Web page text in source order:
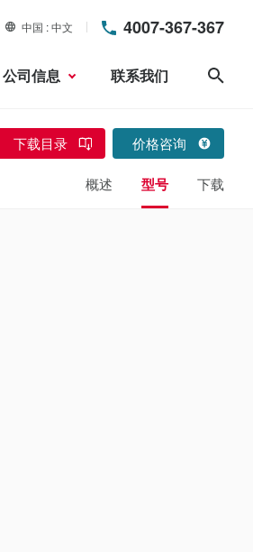
中国 中文 4007-367-367
公司信息 联系我们
下载目录 价格咨询
概述 型号 下载